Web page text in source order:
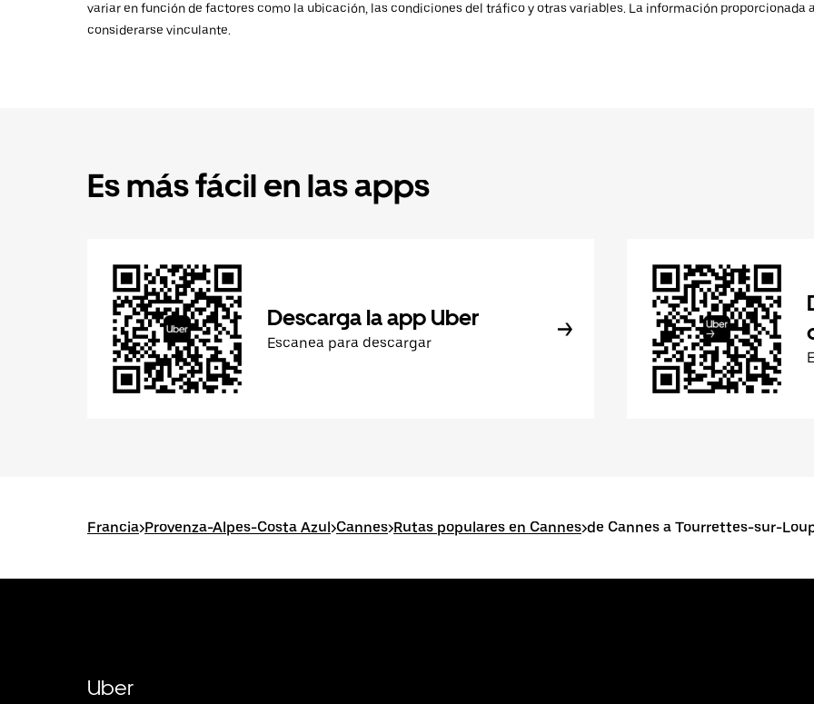
variar en función de factores como la ubicación, las condiciones del tráfico y otras variables. La información proporcionada
considerarse vinculante.
Es más fácil en las apps
Descarga la app Uber
Escanea para descargar
Francia>Provenza-Alpes-Costa Azul>Cannes>Rutas populares en Cannes>de Cannes a Tourrettes-sur-
Uber